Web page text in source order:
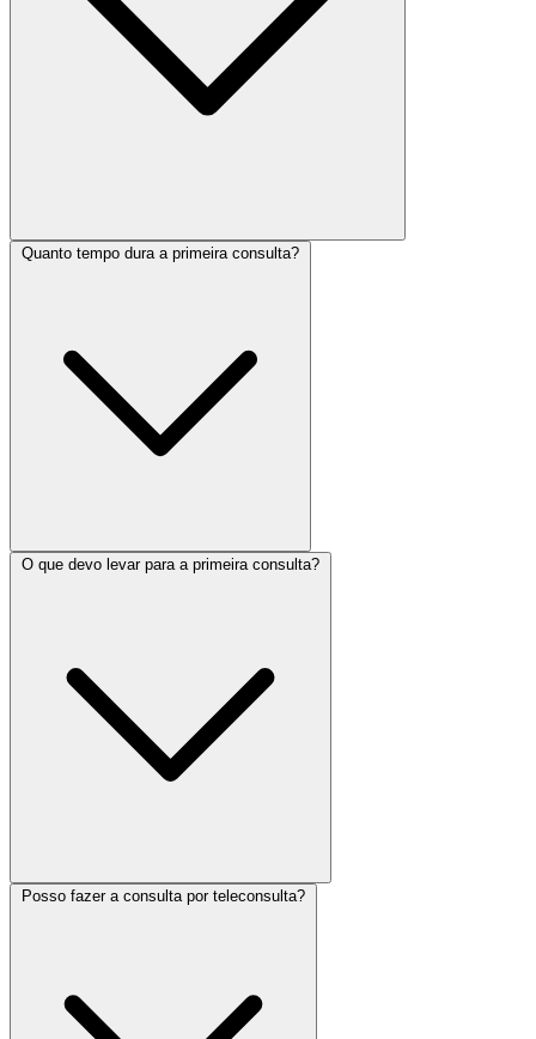
Quanto tempo dura a primeira consulta?
O que devo levar para a primeira consulta?
Posso fazer a consulta por teleconsulta?